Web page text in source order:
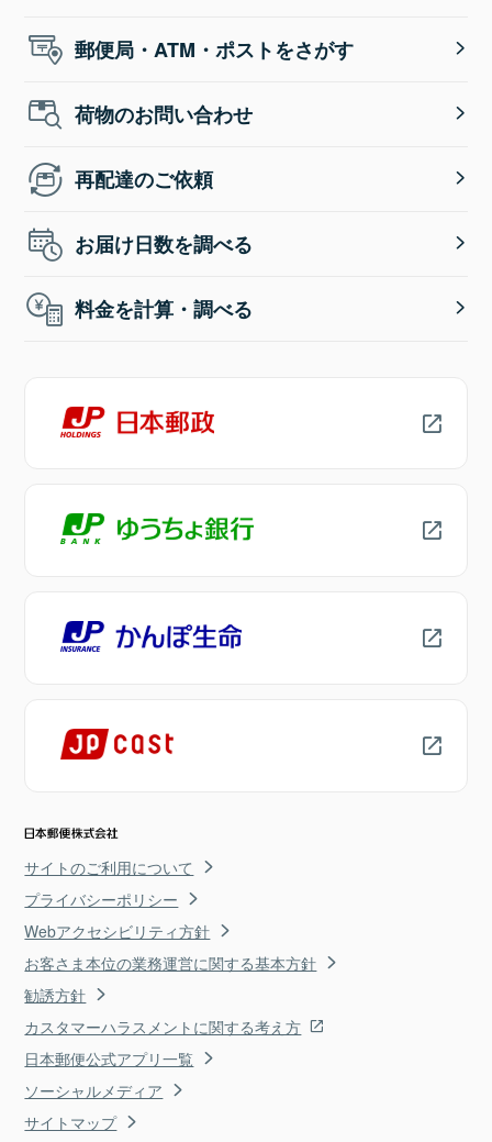
郵便局・ATM・ポストをさがす
荷物のお問い合わせ
再配達のご依頼
お届け日数を調べる
料金を計算・調べる
サイトのご利用について
プライバシーポリシー
Webアクセシビリティ方針
お客さま本位の業務運営に関する基本方針
勧誘方針
カスタマーハラスメントに関する考え方
日本郵便公式アプリ一覧
ソーシャルメディア
サイトマップ